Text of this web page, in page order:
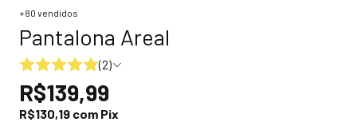
+80 vendidos
Pantalona Areal
(2)
R$139,99
R$130,19 com Pix